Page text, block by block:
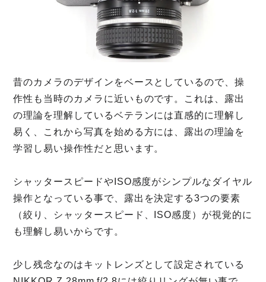
昔のカメラのデザインをベースとしているので、操
作性も当時のカメラに近いものです。これは、露出
の理論を理解しているベテランには直感的に理解し
易く、これから写真を始める方には、露出の理論を
学習し易い操作性だと思います。
シャッタースピードやISO感度がシンプルなダイヤル
操作となっている事で、露出を決定する3つの要素
（絞り、シャッタースピード、ISO感度）が視覚的に
も理解し易いからです。
少し残念なのはキットレンズとして設定されている